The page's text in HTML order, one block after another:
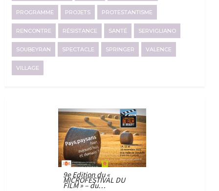
PROGRAMME PROJETS PROTESTANTISME
RENCONTRE RÉSISTANCE SANTÉ SERVIGLIANO
SOUBEYRAN SPECTACLE SPRINGER VALENCE
VILLAGE
9e Edition du «
MICROFESTIVAL DU
FILM » – du…